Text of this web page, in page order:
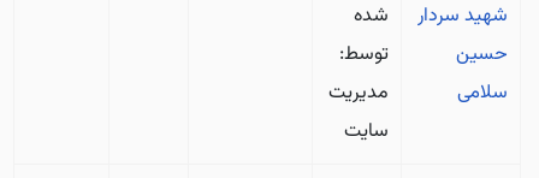
شهید سردار
حسین
سلامی
شده
توسط:
مدیریت
سایت